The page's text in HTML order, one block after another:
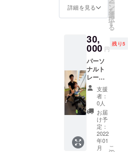
ます。
年1月4
日〜
2022年
3月31日
ンディ
ング限
定価格
供いた
しま
す！
ウェ
ア・
シュー
ズ等の
レンタ
ルを全
て提供
致しま
す。
LINEに
よる食
詳細を見る ー
ン
を
選
択
す
る
30,
000 円
残り5
パーソ
ナルト
レーニ
ング60
分+ペア
スト
レッチ
30分×4
回の
コース
単発で
やるよ
支援
者：
0人
お届
け予
定：
2022
年01
月
こ